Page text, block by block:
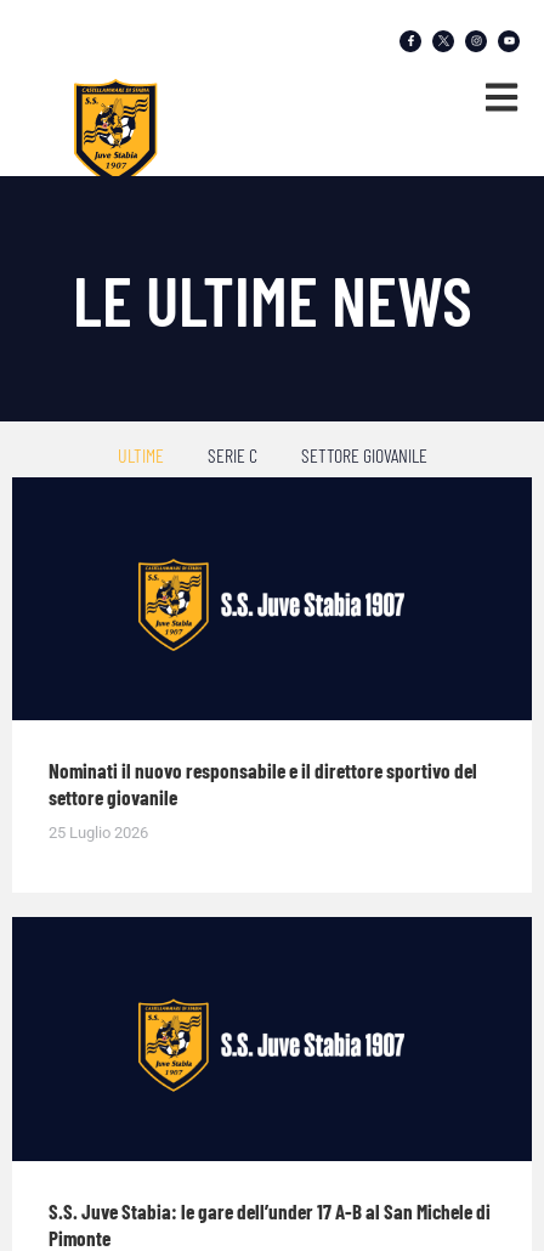
LE ULTIME NEWS
ULTIME SERIE C SETTORE GIOVANILE
Nominati il nuovo responsabile e il direttore sportivo del
settore giovanile
25 Luglio 2026
S.S. Juve Stabia: le gare dell’under 17 A-B al San Michele di
Pimonte